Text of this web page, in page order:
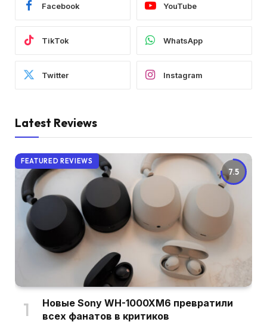
Facebook YouTube
TikTok WhatsApp
Twitter Instagram
Latest Reviews
7.5
FEATURED REVIEWS
Новые Sony WH-1000XM6 превратили
всех фанатов в критиков